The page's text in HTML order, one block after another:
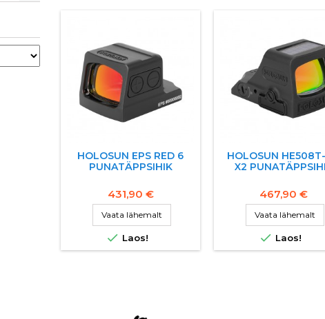
HOLOSUN EPS RED 6
PUNATÄPPSIHIK
431,90 €
Vaata lähemalt
 Laos!
HOLOSUN
X2
467,90 €
Vaata lähemalt
 Laos!